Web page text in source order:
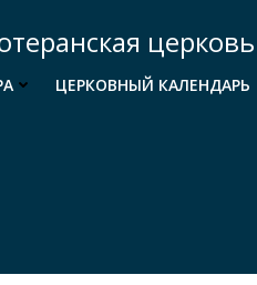
ЦЕРКОВНЫЙ КАЛЕНДАРЬ